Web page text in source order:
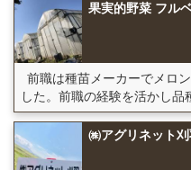
果実的野菜 フル
前職は種苗メーカーでメロ
した。前職の経験を活かし品
㈱アグリネット刈